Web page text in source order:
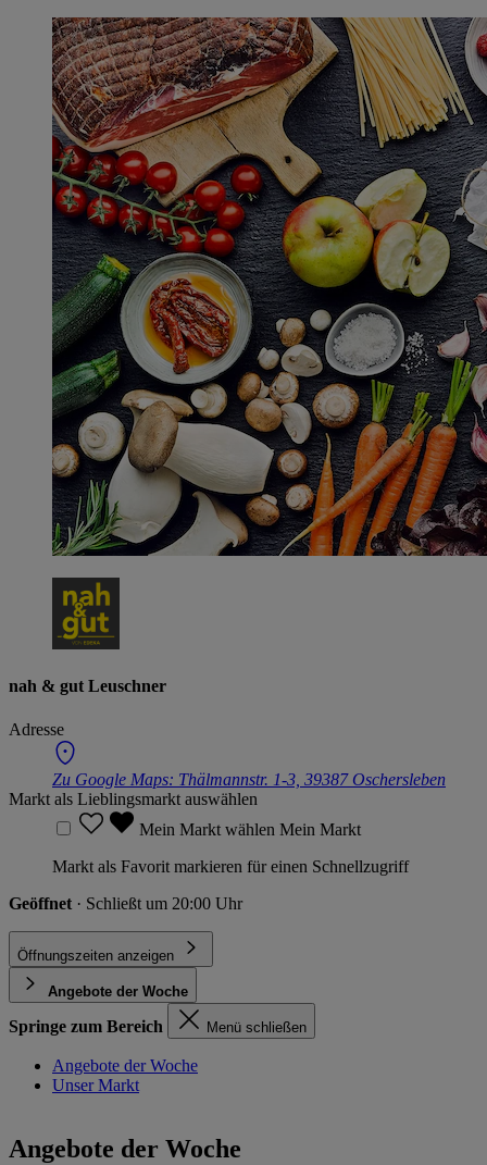
nah & gut Leuschner
Adresse
Zu Google Maps: Thälmannstr. 1-3, 39387 Oschersleben
Markt als Lieblingsmarkt auswählen
Mein Markt wählen Mein Markt
Markt als Favorit markieren für einen Schnellzugriff
Geöffnet · Schließt um 20:00 Uhr
Öffnungszeiten anzeigen
Angebote der Woche
Springe zum Bereich Menü schließen
Angebote der Woche
Unser Markt
Angebote der Woche